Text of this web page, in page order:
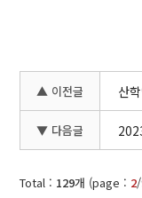
▲ 이전글 산
▼ 다음글
Total : 129개 (page : 2